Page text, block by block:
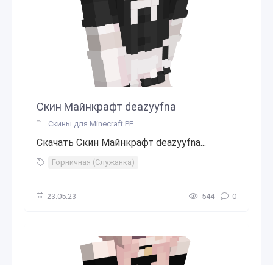
Скин Майнкрафт deazyyfna
Скины для Minecraft PE
Скачать Скин Майнкрафт deazyyfna...
Горничная (Служанка)
23.05.23 544 0